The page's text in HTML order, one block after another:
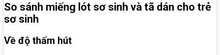
So sánh miếng lót sơ sinh và tã dán cho trẻ
sơ sinh
Về độ thấm hút